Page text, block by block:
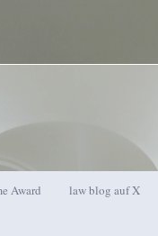
Award law blog auf X